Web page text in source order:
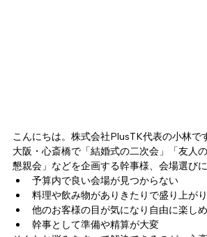
こんにちは。株式会社PlusTK代表の小林で
大阪・心斎橋で「結婚式の二次会」「友人
懇親会」などを企画する幹事様、会場選び
予算内で良い会場が見つからない
料理や飲み物がありきたりで盛り上が
他のお客様の目が気になり自由に楽し
幹事として準備や精算が大変